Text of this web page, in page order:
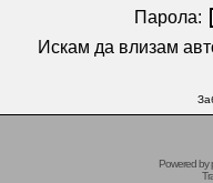
Парола:
Искам да влизам
Powered by